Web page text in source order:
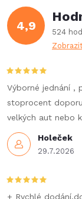
4,9
524
Holeček
29.7.2026
Výborné jednání ,
stoprocent
velkých aut nebo
+ Rychlé